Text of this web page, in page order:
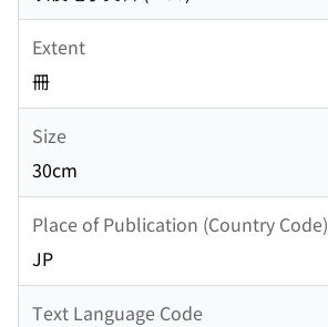
Extent
冊
Size
30cm
Place of Publication (Country Code)
JP
Text Language Code